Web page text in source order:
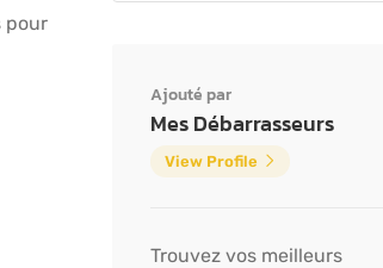
pour
Ajouté par
Mes Débarrasseurs
View Profile
Trouvez vos meilleurs